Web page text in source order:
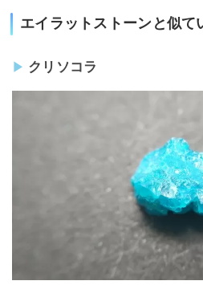
エイラットストーンと似て
クリソコラ